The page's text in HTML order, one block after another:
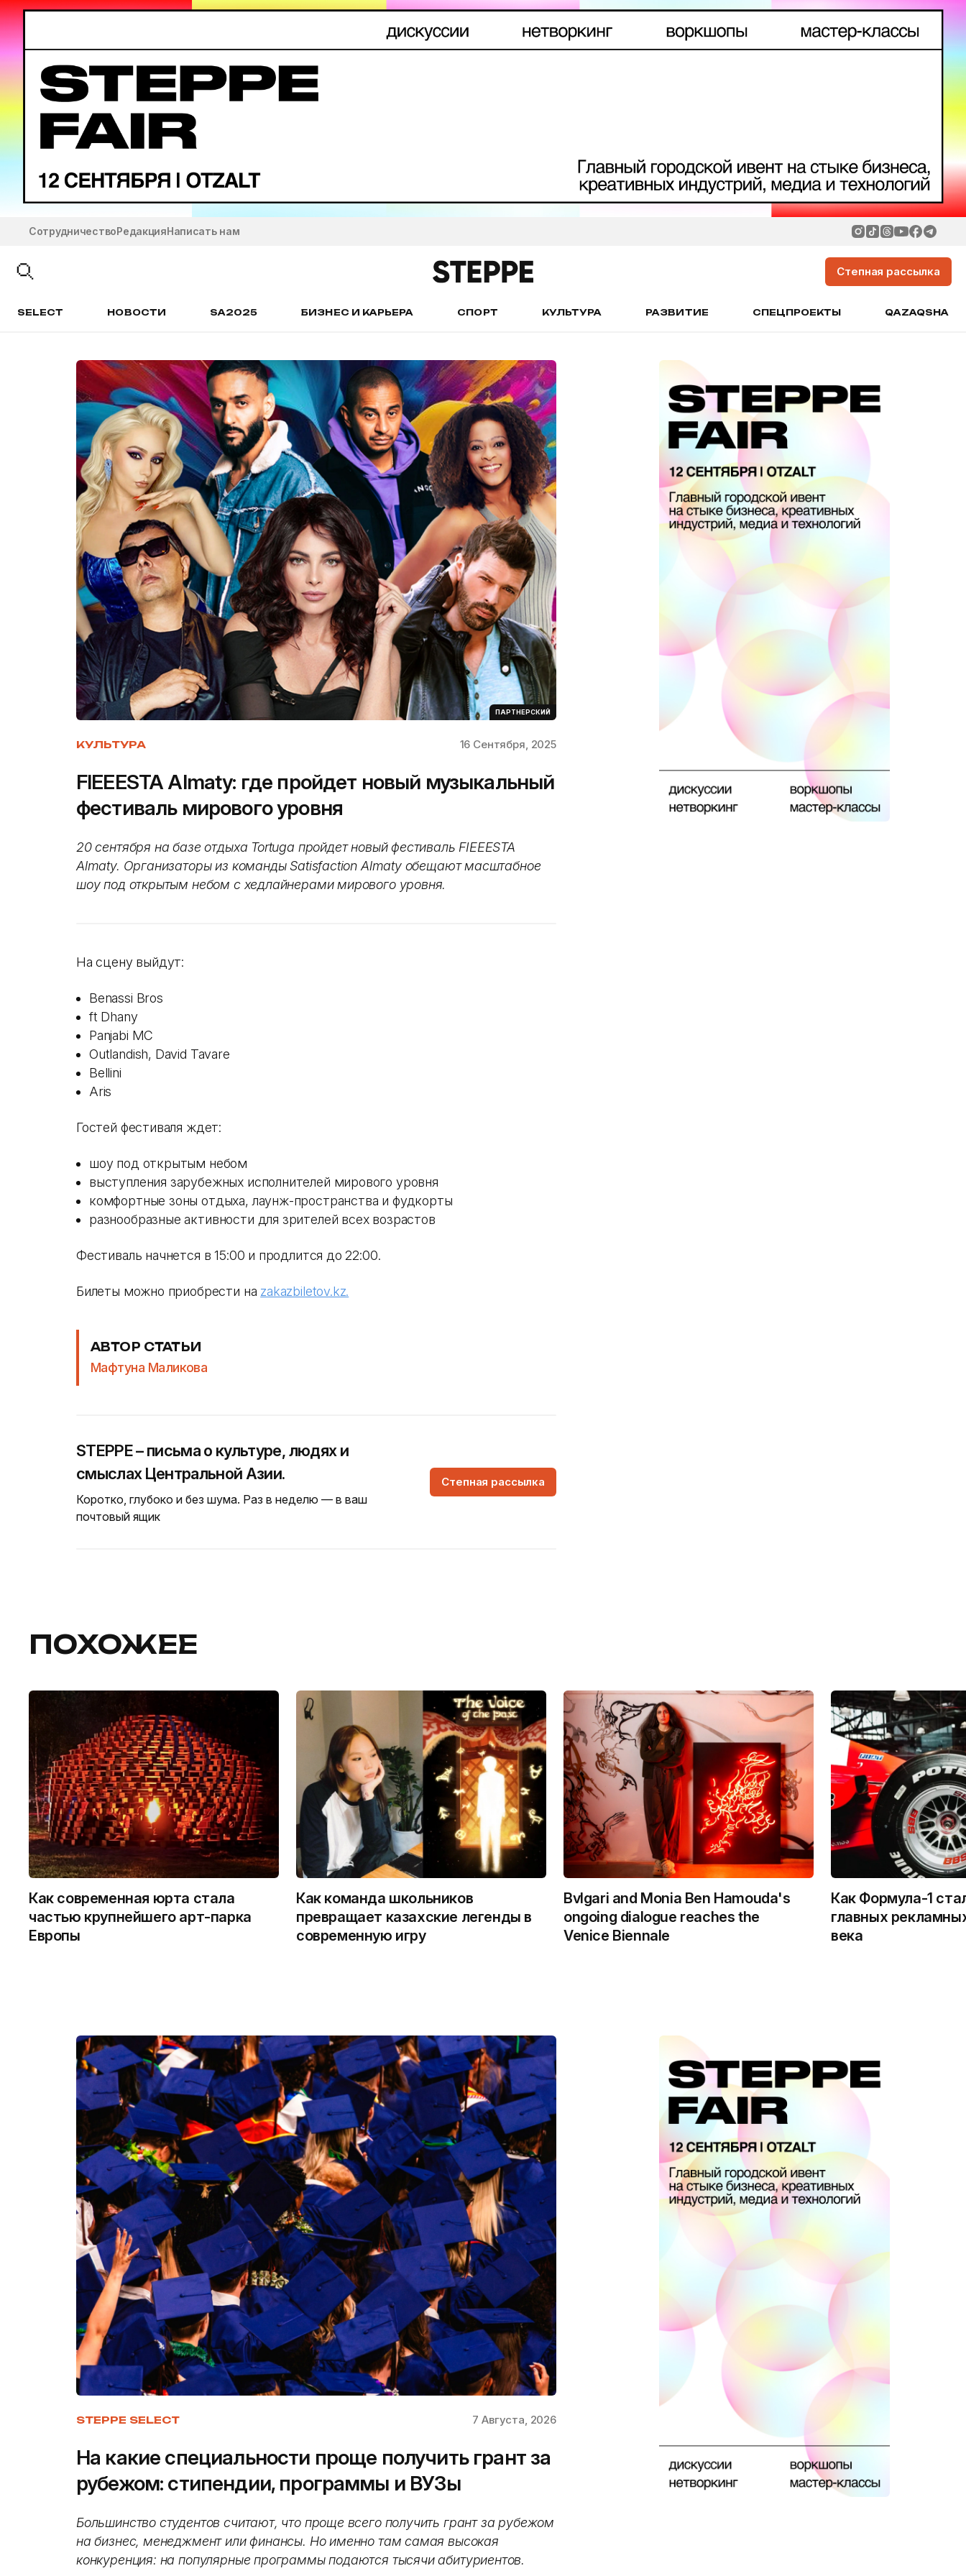
СотрудничествоРедакцияНаписать нам
Степная рассылка
SELECT НОВОСТИ SA2025 БИЗНЕС И КАРЬЕРА СПОРТ КУЛЬТУРА РАЗВИТИЕ СПЕЦПРОЕКТЫ QAZAQSHA
ПАРТНЕРСКИЙ
КУЛЬТУРА 16 Сентября, 2025
FIEEESTA Almaty: где пройдет новый музыкальный
фестиваль мирового уровня
20 сентября на базе отдыха Tortuga пройдет новый фестиваль FIEEESTA
Almaty. Организаторы из команды Satisfaction Almaty обещают масштабное
шоу под открытым небом с хедлайнерами мирового уровня.
На сцену выйдут:
Benassi Bros
ft Dhany
Panjabi MC
Outlandish, David Tavare
Bellini
Aris
Гостей фестиваля ждет:
шоу под открытым небом
выступления зарубежных исполнителей мирового уровня
комфортные зоны отдыха, лаунж-пространства и фудкорты
разнообразные активности для зрителей всех возрастов
Фестиваль начнется в 15:00 и продлится до 22:00.
Билеты можно приобрести на zakazbiletov.kz.
АВТОР СТАТЬИ
Мафтуна Маликова
STEPPE – письма о культуре, людях и
смыслах Центральной Азии.
Коротко, глубоко и без шума. Раз в неделю — в ваш
почтовый ящик
Степная рассылка
ПОХОЖЕЕ
Как современная юрта стала
частью крупнейшего арт-парка
Европы
Как команда школьников
превращает казахские легенды в
современную игру
Bvlgari and Monia Ben Hamouda's
ongoing dialogue reaches the
Venice Biennale
Как Формула-1
главных
века
STEPPE SELECT 7 Августа, 2026
На какие специальности проще получить грант за
рубежом: стипендии, программы и ВУЗы
Большинство студентов считают, что проще всего получить грант за рубежом
на бизнес, менеджмент или финансы. Но именно там самая высокая
конкуренция: на популярные программы подаются тысячи абитуриентов.